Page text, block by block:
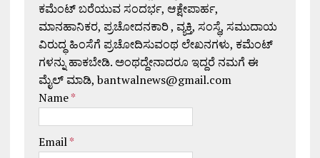
ಕಮೆಂಟ್ ಬರೆಯುವ ಸಂದರ್ಭ, ಆಕ್ಷೇಪಾರ್ಹ,
ಮಾನಹಾನಿಕರ, ಪ್ರಚೋದನಕಾರಿ , ವ್ಯಕ್ತಿ, ಸಂಸ್ಥೆ, ಸಮುದಾಯ
ವಿರುದ್ಧ ಹಿಂಸೆಗೆ ಪ್ರಚೋದಿಸುವಂಥ ಲೇಖನಗಳು, ಕಮೆಂಟ್
ಗಳನ್ನು ಹಾಕಬೇಡಿ. ಅಂಥದ್ದೇನಾದರೂ ಇದ್ದರೆ ನಮಗೆ ಈ
ಮೈಲ್ ಮಾಡಿ, bantwalnews@gmail.com
Name*
Email*